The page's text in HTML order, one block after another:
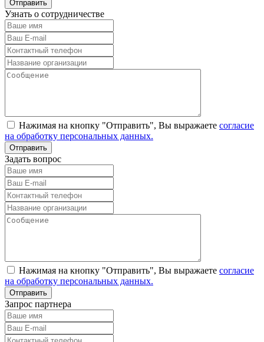
Узнать о сотрудничестве
Нажимая на кнопку "Отправить", Вы выражаете согласие
на обработку персональных данных.
Задать вопрос
Нажимая на кнопку "Отправить", Вы выражаете согласие
на обработку персональных данных.
Запрос партнера